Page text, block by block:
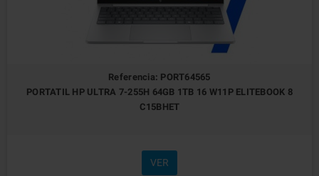
Referencia: PORT64565
PORTATIL HP ULTRA 7-255H 64GB 1TB 16 W11P ELITEBOOK 8
C15BHET
VER